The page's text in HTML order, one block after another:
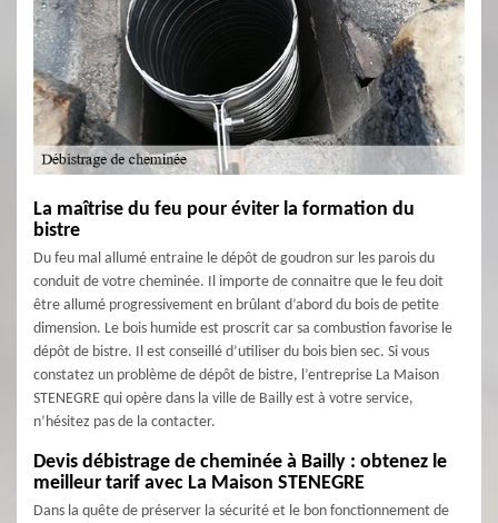
La maîtrise du feu pour éviter la formation du
bistre
Du feu mal allumé entraine le dépôt de goudron sur les parois du
conduit de votre cheminée. Il importe de connaitre que le feu doit
être allumé progressivement en brûlant d’abord du bois de petite
dimension. Le bois humide est proscrit car sa combustion favorise le
dépôt de bistre. Il est conseillé d’utiliser du bois bien sec. Si vous
constatez un problème de dépôt de bistre, l’entreprise La Maison
STENEGRE qui opère dans la ville de Bailly est à votre service,
n’hésitez pas de la contacter.
Devis débistrage de cheminée à Bailly : obtenez le
meilleur tarif avec La Maison STENEGRE
Dans la quête de préserver la sécurité et le bon fonctionnement de